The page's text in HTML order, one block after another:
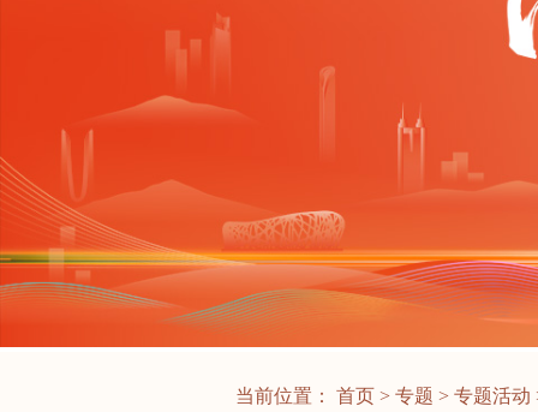
当前位置： 首页 > 专题 > 专题活动